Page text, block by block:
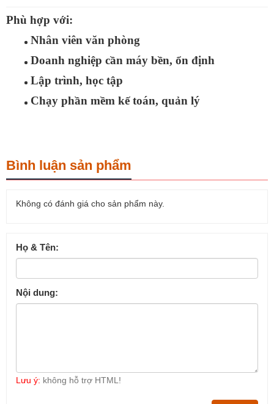
Phù hợp với:
Nhân viên văn phòng
Doanh nghiệp cần máy bền, ổn định
Lập trình, học tập
Chạy phần mềm kế toán, quản lý
Bình luận sản phẩm
Không có đánh giá cho sản phẩm này.
Họ & Tên:
Nội dung:
Lưu ý: không hỗ trợ HTML!